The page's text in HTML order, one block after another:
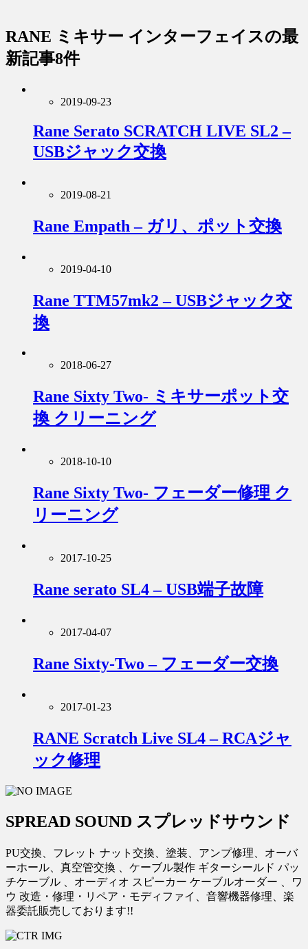
RANE ミキサー インターフェイスの最
新記事8件
2019-09-23
Rane Serato SCRATCH LIVE SL2 –
USBジャック交換
2019-08-21
Rane Empath – ガリ、ポット交換
2019-04-10
Rane TTM57mk2 – USBジャック交
換
2018-06-27
Rane Sixty Two- ミキサーポット交
換 クリーニング
2018-10-10
Rane Sixty Two- フェーダー修理 ク
リーニング
2017-10-25
Rane serato SL4 – USB端子故障
2017-04-07
Rane Sixty-Two – フェーダー交換
2017-01-23
RANE Scratch Live SL4 – RCAジャ
ック修理
SPREAD SOUND スプレッドサウンド
PU交換、フレット ナット交換、塗装、アンプ修理、オーバ
ーホール、真空管交換 、ケーブル製作 ギターシールド パッ
チケーブル 、オーディオ スピーカー ケーブルオーダー 、ワ
ウ 改造・修理・リペア・モディファイ、音響機器修理、楽
器委託販売しております!!